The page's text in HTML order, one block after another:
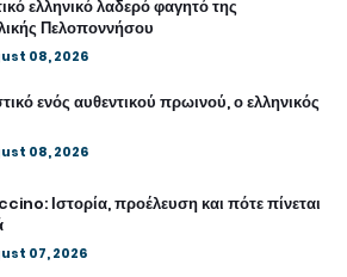
ελληνικό λαδερό φαγητό της
Πελοποννήσου
08, 2026
ενός αυθεντικού πρωινού, ο ελληνικός
08, 2026
Ιστορία, προέλευση και πότε πίνεται
07, 2026